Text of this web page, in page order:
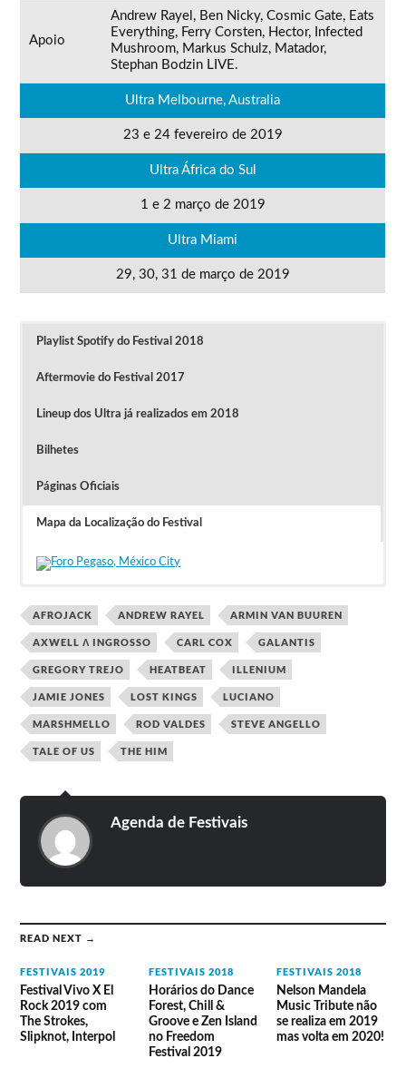
Apoio
Andrew Rayel, Ben Nicky, Cosmic Gate, Eats
Everything, Ferry Corsten, Hector, Infected
Mushroom, Markus Schulz, Matador,
Stephan Bodzin LIVE.
Ultra Melbourne, Australia
23 e 24 fevereiro de 2019
Ultra África do Sul
1 e 2 março de 2019
Ultra Miami
29, 30, 31 de março de 2019
Playlist Spotify do Festival 2018
Aftermovie do Festival 2017
Lineup dos Ultra já realizados em 2018
Bilhetes
Páginas Oficiais
Mapa da Localização do Festival
Clique na imagem para ver o Aftermovie do Festival 2017
Ultra Taiwan – 8 e 9 setembro
Headliners
Alan Walker, Axwell Λ Ingrosso, Dj
Snake, Galantis, Marshmello,
NGHTMRE + Slander present Gud
Vibrations, Nicky Romero, Steve
Angello, Tchami x Malaa: No
Redemption.
Resistance
Brothers, Nicole Moudaber, Pan-Pot,
Apoio
Dia 1
Main Stage: Axwell Λ Ingrosso,
Harrison, DJ LEAD, 2Wasted.
Resistance: John Digweed B2B
Nicole Moudaber, BUTCH, POPOF,
Takkyu Ishino / 石野卓球, DjYogurt
UpsetRec, ALYN, Kaiser Waldon.
2300.00 (cerca de 143 euros).
AFROJACK ANDREW RAYEL ARMIN VAN BUUREN
AXWELL Λ INGROSSO CARL COX GALANTIS
GREGORY TREJO HEATBEAT ILLENIUM
JAMIE JONES LOST KINGS LUCIANO
MARSHMELLO ROD VALDES STEVE ANGELLO
TALE OF US THE HIM
Agenda de Festivais
READ NEXT →
FESTIVAIS 2019
Festival Vivo X El
Rock 2019 com
The Strokes,
Slipknot, Interpol
FESTIVAIS 2018
Horários do Dance
Forest, Chill &
Groove e Zen Island
no Freedom
Festival 2019
FESTIVAIS 2018
Nelson Mandela
Music Tribute não
se realiza em 2019
mas volta em 2020!